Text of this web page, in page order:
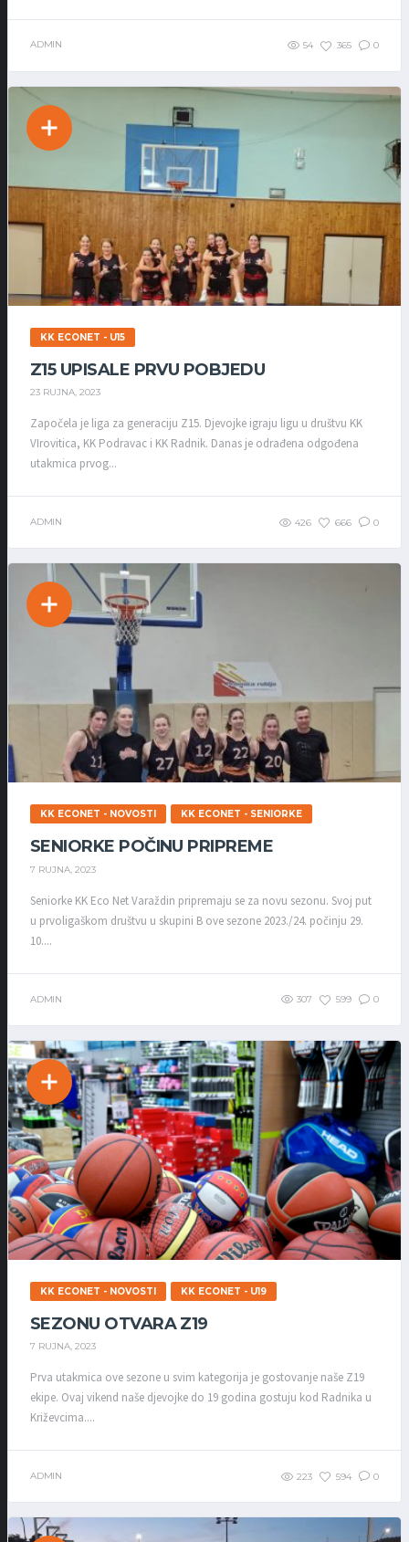
ADMIN 54 365 0
KK ECONET - U15
Z15 UPISALE PRVU POBJEDU
23 RUJNA, 2023
Započela je liga za generaciju Z15. Djevojke igraju ligu u društvu KK
VIrovitica, KK Podravac i KK Radnik. Danas je odrađena odgođena
utakmica prvog...
ADMIN 426 666 0
KK ECONET - NOVOSTI KK ECONET - SENIORKE
SENIORKE POČINU PRIPREME
7 RUJNA, 2023
Seniorke KK Eco Net Varaždin pripremaju se za novu sezonu. Svoj put
u prvoligaškom društvu u skupini B ove sezone 2023./24. počinju 29.
10....
ADMIN 307 599 0
KK ECONET - NOVOSTI KK ECONET - U19
SEZONU OTVARA Z19
7 RUJNA, 2023
Prva utakmica ove sezone u svim kategorija je gostovanje naše Z19
ekipe. Ovaj vikend naše djevojke do 19 godina gostuju kod Radnika u
Križevcima....
ADMIN 223 594 0